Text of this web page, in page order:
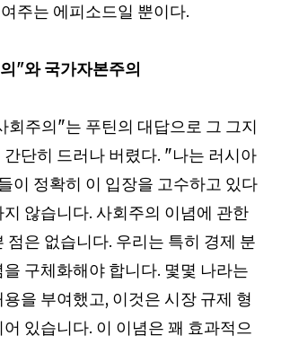
주는 에피소드일 뿐이다.
"와 국가자본주의
회주의"는 푸틴의 대답으로 그 그지
단히 드러나 버렸다. "나는 러시아
이 정확히 이 입장을 고수하고 있다
않습니다. 사회주의 이념에 관한
점은 없습니다. 우리는 특히 경제 분
구체화해야 합니다. 몇몇 나라는
을 부여했고, 이것은 시장 규제 형
있습니다. 이 이념은 꽤 효과적으